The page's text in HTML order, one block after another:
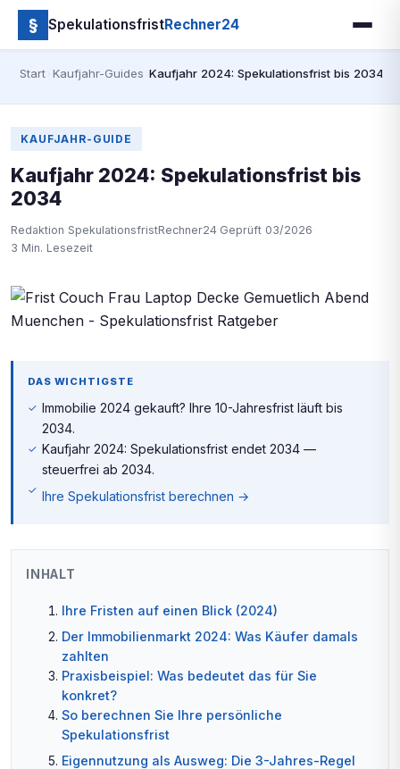
§ SpekulationsfristRechner24
Start Kaufjahr-Guides ›Kaufjahr 2024: Spekulationsfrist bis 2034
KAUFJAHR-GUIDE
Kaufjahr 2024: Spekulationsfrist bis
2034
Redaktion SpekulationsfristRechner24 Geprüft 03/2026
3 Min. Lesezeit
DAS WICHTIGSTE
Immobilie 2024 gekauft? Ihre 10-Jahresfrist läuft bis
2034.
Kaufjahr 2024: Spekulationsfrist endet 2034 —
steuerfrei ab 2034.
Ihre Spekulationsfrist berechnen →
INHALT
Ihre Fristen auf einen Blick (2024)
Der Immobilienmarkt 2024: Was Käufer damals
zahlten
Praxisbeispiel: Was bedeutet das für Sie
konkret?
So berechnen Sie Ihre persönliche
Spekulationsfrist
Eigennutzung als Ausweg: Die 3-Jahres-Regel